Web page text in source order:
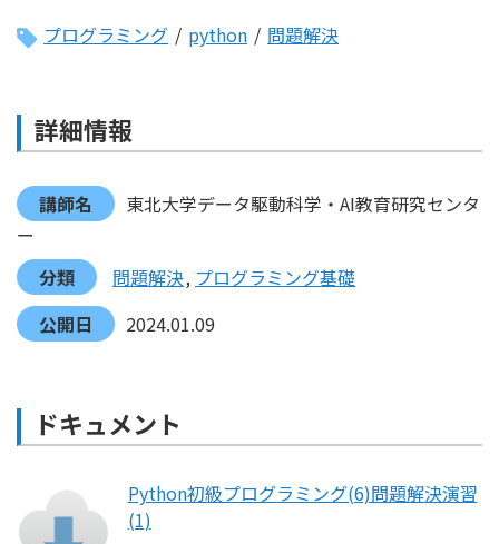
プログラミング / python / 問題解決
詳細情報
講師名
東北大学データ駆動科学・AI教育研究センタ
ー
分類
問題解決 プログラミング基礎
公開日
2024.01.09
ドキュメント
Python初級プログラミング(6)問題解決演習
(1)